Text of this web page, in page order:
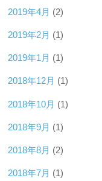
2019年4月 (2)
2019年2月 (1)
2019年1月 (1)
2018年12月 (1)
2018年10月 (1)
2018年9月 (1)
2018年8月 (2)
2018年7月 (1)